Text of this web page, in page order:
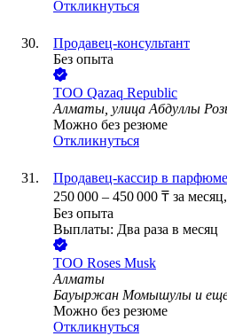
Откликнуться
Продавец-консультант
Без опыта
ТОО Qazaq Republic
Алматы, улица Абдуллы
Можно без резюме
Откликнуться
Продавец-кассир в
250 000 – 450 000 ₸ за месяц,
Без опыта
Выплаты: Два раза в месяц
ТОО Roses Musk
Алматы
Бауыржан Момышулы и
Можно без резюме
Откликнуться